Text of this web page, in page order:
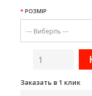
РОЗМІР
Заказать в 1 клик